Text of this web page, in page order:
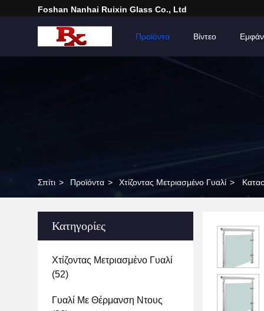
Foshan Nanhai Ruixin Glass Co., Ltd
Προϊόντα Βίντεο
Σπίτι > Προϊόντα > Χτίζοντας Μετριασμένο Γυαλί >
Κατηγορίες
Χτίζοντας Μετριασμένο Γυαλί
(52)
Γυαλί Με Θέρμανση Ντους